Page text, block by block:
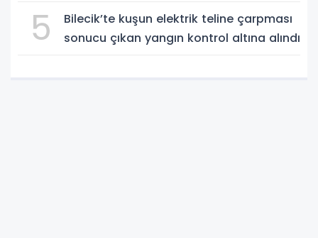
5
Bilecik’te kuşun elektrik teline çarpması
sonucu çıkan yangın kontrol altına alındı